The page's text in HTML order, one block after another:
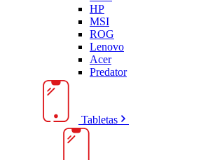
HP
MSI
ROG
Lenovo
Acer
Predator
Tabletas